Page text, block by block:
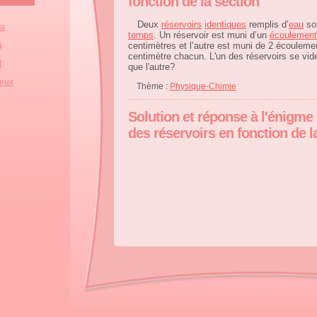
Deux réservoirs identiques remplis d’eau
temps. Un réservoir est muni d’un écoulement
centimètres et l’autre est muni de 2
centimètre chacun. L'un des réservoirs se
que l'autre?
Thème : Physique-Chimie
Solution et réponse à
des réservoirs en fonction de